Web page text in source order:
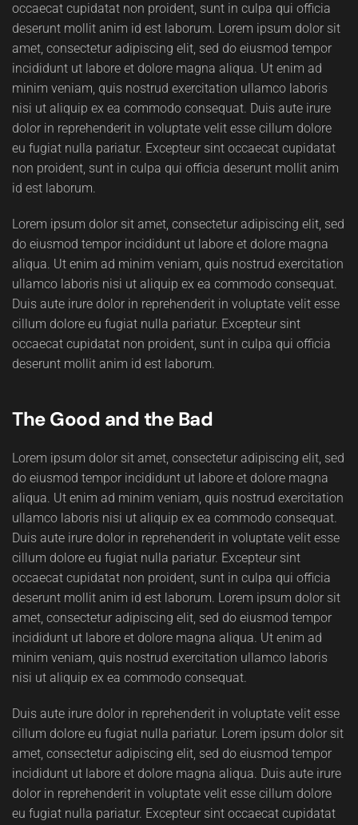
occaecat cupidatat non proident, sunt in culpa qui officia
deserunt mollit anim id est laborum. Lorem ipsum dolor sit
amet, consectetur adipiscing elit, sed do eiusmod tempor
incididunt ut labore et dolore magna aliqua. Ut enim ad
minim veniam, quis nostrud exercitation ullamco laboris
nisi ut aliquip ex ea commodo consequat. Duis aute irure
dolor in reprehenderit in voluptate velit esse cillum dolore
eu fugiat nulla pariatur. Excepteur sint occaecat cupidatat
non proident, sunt in culpa qui officia deserunt mollit anim
id est laborum.
Lorem ipsum dolor sit amet, consectetur adipiscing elit, sed
do eiusmod tempor incididunt ut labore et dolore magna
aliqua. Ut enim ad minim veniam, quis nostrud exercitation
ullamco laboris nisi ut aliquip ex ea commodo consequat.
Duis aute irure dolor in reprehenderit in voluptate velit esse
cillum dolore eu fugiat nulla pariatur. Excepteur sint
occaecat cupidatat non proident, sunt in culpa qui officia
deserunt mollit anim id est laborum.
The Good and the Bad
Lorem ipsum dolor sit amet, consectetur adipiscing elit, sed
do eiusmod tempor incididunt ut labore et dolore magna
aliqua. Ut enim ad minim veniam, quis nostrud exercitation
ullamco laboris nisi ut aliquip ex ea commodo consequat.
Duis aute irure dolor in reprehenderit in voluptate velit esse
cillum dolore eu fugiat nulla pariatur. Excepteur sint
occaecat cupidatat non proident, sunt in culpa qui officia
deserunt mollit anim id est laborum. Lorem ipsum dolor sit
amet, consectetur adipiscing elit, sed do eiusmod tempor
incididunt ut labore et dolore magna aliqua. Ut enim ad
minim veniam, quis nostrud exercitation ullamco laboris
nisi ut aliquip ex ea commodo consequat.
Duis aute irure dolor in reprehenderit in voluptate velit esse
cillum dolore eu fugiat nulla pariatur. Lorem ipsum dolor sit
amet, consectetur adipiscing elit, sed do eiusmod tempor
incididunt ut labore et dolore magna aliqua. Duis aute irure
dolor in reprehenderit in voluptate velit esse cillum dolore
eu fugiat nulla pariatur. Excepteur sint occaecat cupidatat